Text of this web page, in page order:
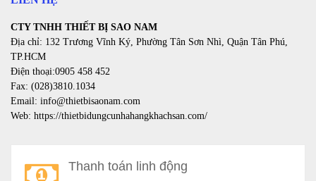
CTY TNHH THIẾT BỊ SAO NAM
Địa chỉ: 132 Trương Vĩnh Ký, Phường Tân Sơn Nhì, Quận Tân Phú,
TP.HCM
Điện thoại:0905 458 452
Fax: (028)3810.1034
Email: info@thietbisaonam.com
Web: https://thietbidungcunhahangkhachsan.com/
Thanh toán linh động